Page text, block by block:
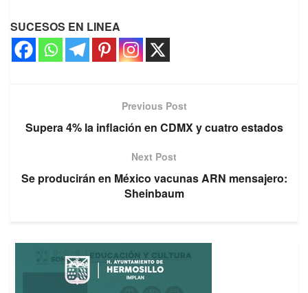
SUCESOS EN LINEA
Previous Post
Supera 4% la inflación en CDMX y cuatro estados
Next Post
Se producirán en México vacunas ARN mensajero:
Sheinbaum